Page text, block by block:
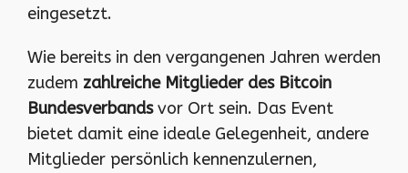
eingesetzt.
Wie bereits in den vergangenen Jahren werden
zudem zahlreiche Mitglieder des Bitcoin
Bundesverbandsvor Ort sein. Das Event
bietet damit eine ideale Gelegenheit, andere
Mitglieder persönlich kennenzulernen,